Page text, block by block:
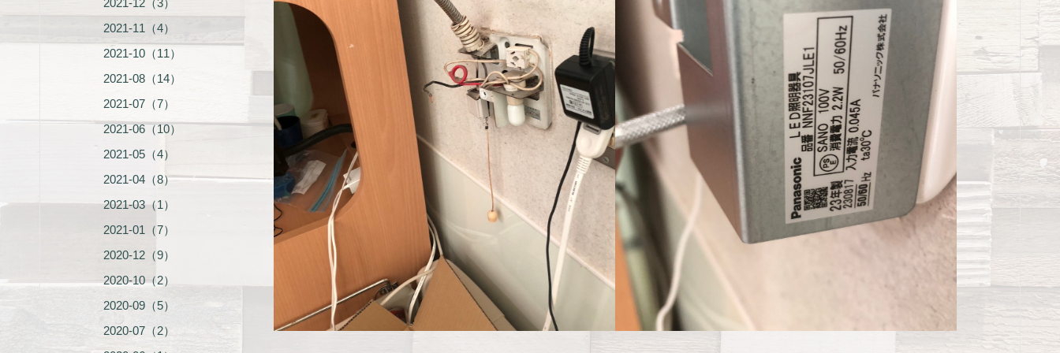
2021-12（3）
2021-11（4）
2021-10（11）
2021-08（14）
2021-07（7）
2021-06（10）
2021-05（4）
2021-04（8）
2021-03（1）
2021-01（7）
2020-12（9）
2020-10（2）
2020-09（5）
2020-07（2）